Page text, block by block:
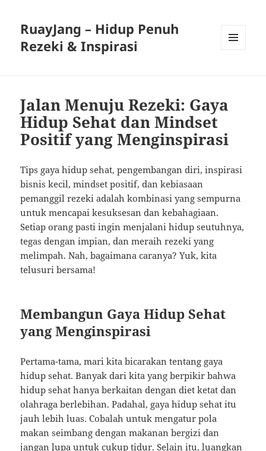
RuayJang – Hidup Penuh
Rezeki & Inspirasi
Jalan Menuju Rezeki: Gaya
Hidup Sehat dan Mindset
Positif yang Menginspirasi
Tips gaya hidup sehat, pengembangan diri, inspirasi
bisnis kecil, mindset positif, dan kebiasaan
pemanggil rezeki adalah kombinasi yang sempurna
untuk mencapai kesuksesan dan kebahagiaan.
Setiap orang pasti ingin menjalani hidup seutuhnya,
tegas dengan impian, dan meraih rezeki yang
melimpah. Nah, bagaimana caranya? Yuk, kita
telusuri bersama!
Membangun Gaya Hidup Sehat
yang Menginspirasi
Pertama-tama, mari kita bicarakan tentang gaya
hidup sehat. Banyak dari kita yang berpikir bahwa
hidup sehat hanya berkaitan dengan diet ketat dan
olahraga berlebihan. Padahal, gaya hidup sehat itu
jauh lebih luas. Cobalah untuk mengatur pola
makan seimbang dengan makanan bergizi dan
jangan lupa untuk cukup tidur. Selain itu, luangkan